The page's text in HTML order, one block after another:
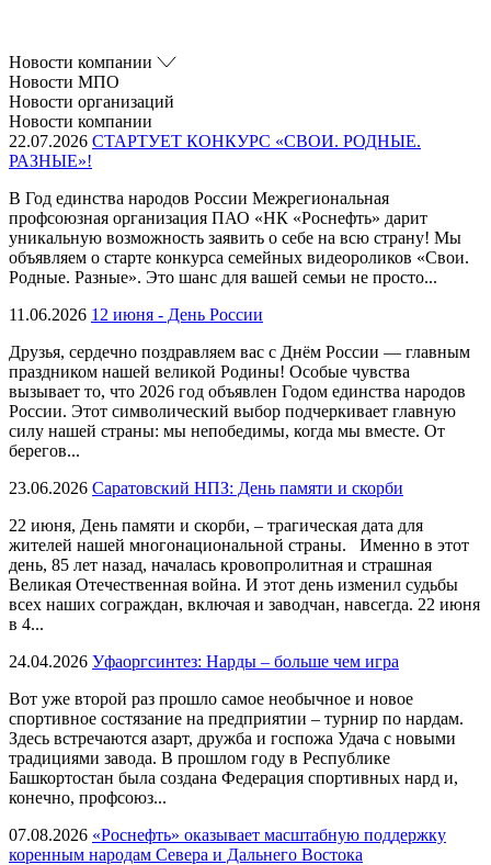
Новости компании
Новости МПО
Новости организаций
Новости компании
22.07.2026 СТАРТУЕТ КОНКУРС «СВОИ. РОДНЫЕ.
РАЗНЫЕ»!
В Год единства народов России Межрегиональная
профсоюзная организация ПАО «НК «Роснефть» дарит
уникальную возможность заявить о себе на всю страну! Мы
объявляем о старте конкурса семейных видеороликов «Свои.
Родные. Разные». Это шанс для вашей семьи не просто...
11.06.2026 12 июня - День России
Друзья, сердечно поздравляем вас с Днём России — главным
праздником нашей великой Родины! Особые чувства
вызывает то, что 2026 год объявлен Годом единства народов
России. Этот символический выбор подчеркивает главную
силу нашей страны: мы непобедимы, когда мы вместе. От
берегов...
23.06.2026 Саратовский НПЗ: День памяти и скорби
22 июня, День памяти и скорби, – трагическая дата для
жителей нашей многонациональной страны. Именно в этот
день, 85 лет назад, началась кровопролитная и страшная
Великая Отечественная война. И этот день изменил судьбы
всех наших сограждан, включая и заводчан, навсегда. 22 июня
в 4...
24.04.2026 Уфаоргсинтез: Нарды – больше чем игра
Вот уже второй раз прошло самое необычное и новое
спортивное состязание на предприятии – турнир по нардам.
Здесь встречаются азарт, дружба и госпожа Удача с новыми
традициями завода. В прошлом году в Республике
Башкортостан была создана Федерация спортивных нард и,
конечно, профсоюз...
07.08.2026 «Роснефть» оказывает масштабную поддержку
коренным народам Севера и Дальнего Востока